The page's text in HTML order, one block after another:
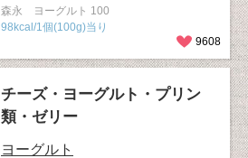
森永 ヨーグルト 100
98kcal/1個(100g)当り
9608
チーズ・ヨーグルト・プリン
類・ゼリー
ヨーグルト